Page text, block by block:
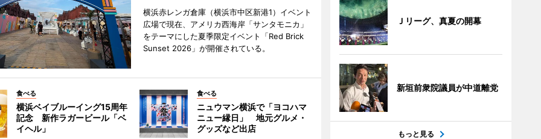
横浜赤レンガ倉庫（横浜市中区新港1）イベント
広場で現在、アメリカ西海岸「サンタモニカ」
をテーマにした夏季限定イベント「Red Brick
Sunset 2026」が開催されている。
食べる
横浜ベイブルーイング15周年
記念 新作ラガービール「ベ
イヘル」
食べる
ニュウマン横浜で「ヨコハマ
ニュー縁日」 地元グルメ・
グッズなど出店
Ｊリーグ、真夏の開幕
新垣前衆院議員が中道離党
もっと見る